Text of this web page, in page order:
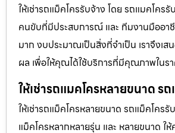
ให้เช่ารถแม็คโครรับจ้าง โดย รถแมคโคร
คนขับที่มีประสบการณ์ และ ทีมงานมืออา
มาก งบประมาณเป็นสิ่งที่จำเป็น เราจึงเส
ผล เพื่อให้คุณได้ใช้บริการที่มีคุณภาพในรา
ให้เช่ารถแมคโครหลายขนาด ร
ให้เช่ารถแม็คโครหลายขนาด รถแม็คโครรั
แม็คโครหลากหลายรุ่น และ หลายขนาด ใ